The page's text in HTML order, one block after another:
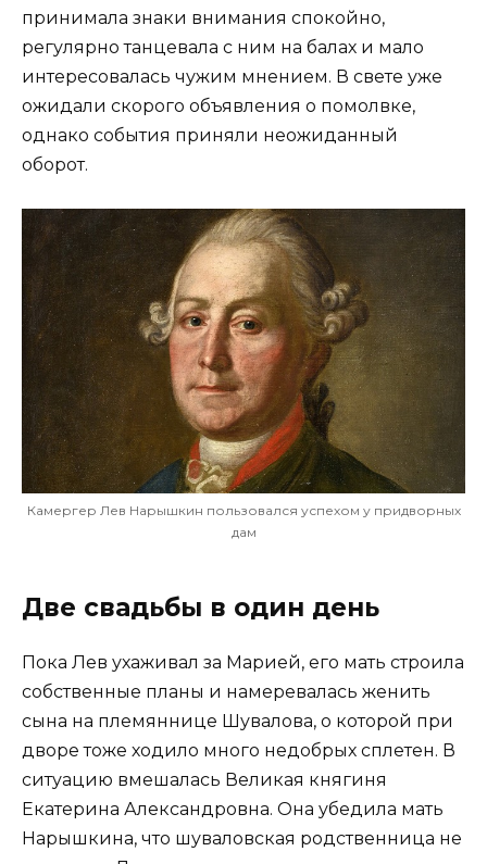
принимала знаки внимания спокойно,
регулярно танцевала с ним на балах и мало
интересовалась чужим мнением. В свете уже
ожидали скорого объявления о помолвке,
однако события приняли неожиданный
оборот.
Камергер Лев Нарышкин пользовался успехом у придворных
дам
Две свадьбы в один день
Пока Лев ухаживал за Марией, его мать строила
собственные планы и намеревалась женить
сына на племяннице Шувалова, о которой при
дворе тоже ходило много недобрых сплетен. В
ситуацию вмешалась Великая княгиня
Екатерина Александровна. Она убедила мать
Нарышкина, что шуваловская родственница не